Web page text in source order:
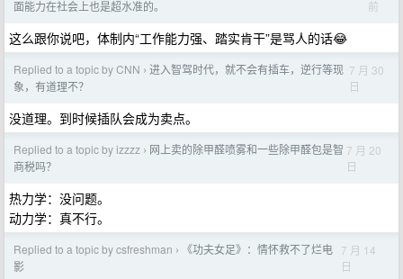
面能力在社会上也是超水准的。
前
这么跟你说吧，体制内“工作能力强、踏实肯干”是骂人的话😂
Replied to a topic by CNN › 进入智驾时代，就不会有插车，逆行等现
象，有道理不？
7 月 30
日
没道理。到时候插队会成为卖点。
Replied to a topic by izzzz › 网上卖的除甲醛喷雾和一些除甲醛包是智
商税吗？
7 月 20
日
热力学：没问题。
动力学：真不行。
Replied to a topic by csfreshman ›
《功夫女足》：情怀救不了烂电
影
7 月 14
日